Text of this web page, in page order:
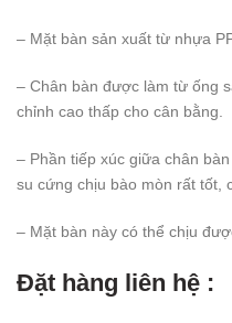
– Mặt bàn sản xuất từ nhựa
– Chân bàn được làm từ ống
chỉnh cao thấp cho cân bằng.
– Phần tiếp xúc giữa chân
su cứng chịu bào mòn rất tốt,
– Mặt bàn này có thể chịu
Đặt hàng liên hệ :